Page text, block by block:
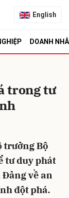
English
DOANH
trong tư
trưởng Bộ
tư duy phát
về an
đột phá.
Hủy